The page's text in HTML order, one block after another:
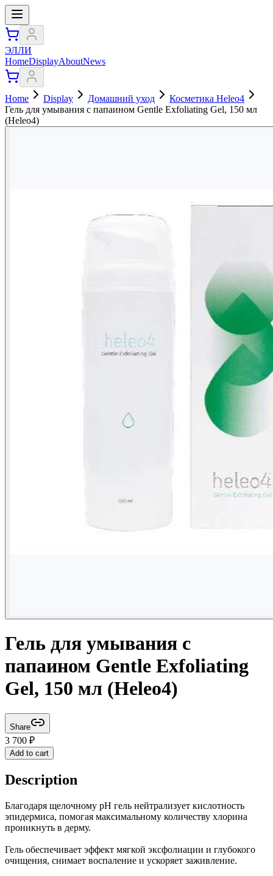
ЭЛЛИ
HomeDisplayAboutNews
Home Display Домашний уход
Косметика Heleo4
Гель для умывания с папаином Gentle Exfoliating Gel, 150 мл
(Heleo4)
Гель для умывания с
папаином Gentle Exfoliating
Gel, 150 мл (Heleo4)
Share
3 700 ₽
Add to cart
Description
Благодаря щелочному рН гель нейтрализует кислотность
эпидермиса, помогая максимальному количеству хлорина
проникнуть в дерму.
Гель обеспечивает эффект мягкой эксфолиации и глубокого
очищения, снимает воспаление и ускоряет заживление.